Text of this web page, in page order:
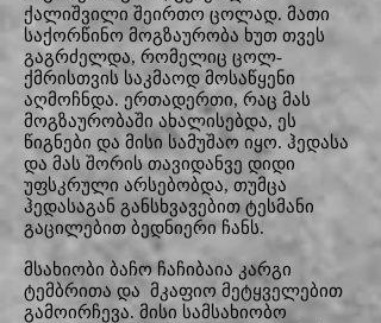
ქალიშვილი შეირთო ცოლად. მათი
საქორწინო მოგზაურობა ხუთ თვეს
გაგრძელდა, რომელიც ცოლ-
ქმრისთვის საკმაოდ მოსაწყენი
აღმოჩნდა. ერთადერთი, რაც მას
მოგზაურობაში ახალისებდა, ეს
წიგნები და მისი სამუშაო იყო. ჰედასა
და მას შორის თავიდანვე დიდი
უფსკრული არსებობდა, თუმცა
ჰედასაგან განსხვავებით ტესმანი
გაცილებით ბედნიერი ჩანს.
მსახიობი ბაჩო ჩაჩიბაია კარგი
ტემბრითა და მკაფიო მეტყველებით
გამოირჩევა. მისი სამსახიობო